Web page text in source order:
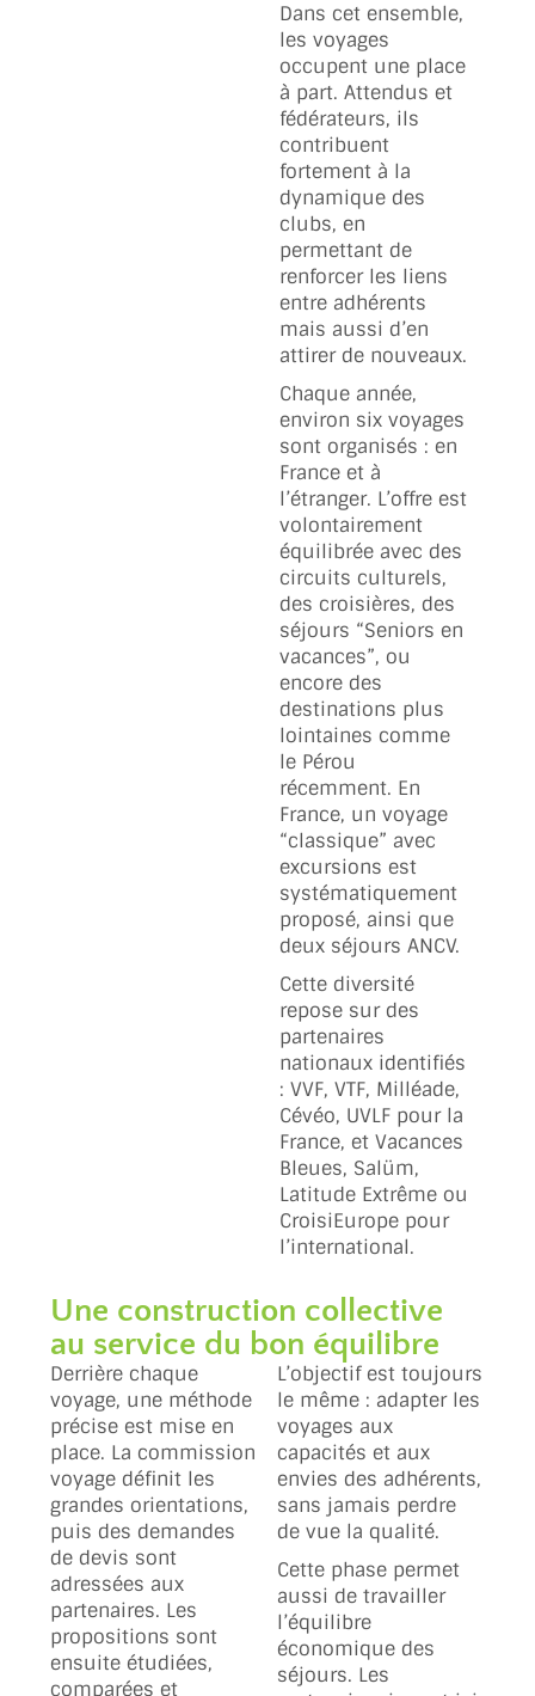
Dans cet ensemble,
les voyages
occupent une place
à part. Attendus et
fédérateurs, ils
contribuent
fortement à la
dynamique des
clubs, en
permettant de
renforcer les liens
entre adhérents
mais aussi d’en
attirer de nouveaux.
Chaque année,
environ six voyages
sont organisés : en
France et à
l’étranger. L’offre est
volontairement
équilibrée avec des
circuits culturels,
des croisières, des
séjours “Seniors en
vacances”, ou
encore des
destinations plus
lointaines comme
le Pérou
récemment. En
France, un voyage
“classique” avec
excursions est
systématiquement
proposé, ainsi que
deux séjours ANCV.
Cette diversité
repose sur des
partenaires
nationaux identifiés
: VVF, VTF, Milléade,
Cévéo, UVLF pour la
France, et Vacances
Bleues, Salüm,
Latitude Extrême ou
CroisiEurope pour
l’international.
Une construction collective
au service du bon équilibre
Derrière chaque
voyage, une méthode
précise est mise en
place. La commission
voyage définit les
grandes orientations,
puis des demandes
de devis sont
adressées aux
partenaires. Les
propositions sont
ensuite étudiées,
comparées et
L’objectif est toujours
le même : adapter les
voyages aux
capacités et aux
envies des adhérents,
sans jamais perdre
de vue la qualité.
Cette phase permet
aussi de travailler
l’équilibre
économique des
séjours. Les